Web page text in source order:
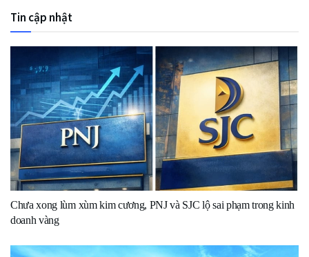
Tin cập nhật
Chưa xong lùm xùm kim cương, PNJ và SJC lộ sai phạm trong kinh
doanh vàng